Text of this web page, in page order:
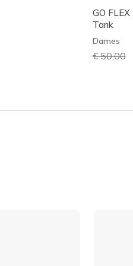
GO
Tank
Dames
Prijs
€ 50,00